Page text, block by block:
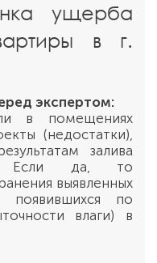
ущерба
в г.
экспертом:
в помещениях
(недостатки),
залива
Если да, то
выявленных
появившихся по
влаги) в